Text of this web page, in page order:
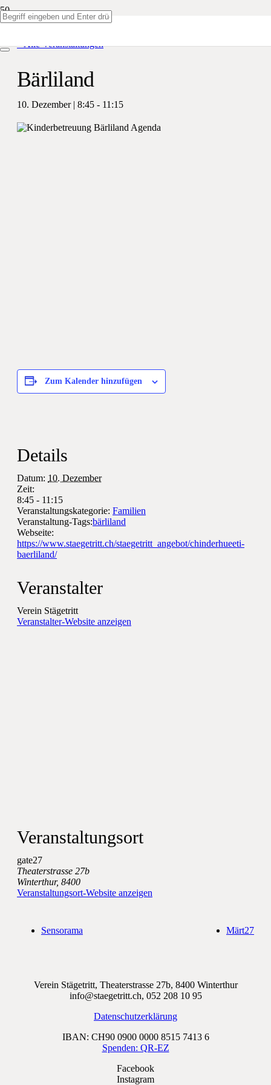
« Alle Veranstaltungen
Bärliland
10. Dezember | 8:45 - 11:15
Zum Kalender hinzufügen
Details
Datum: 10. Dezember
Zeit:
8:45 - 11:15
Veranstaltungskategorie: Familien
Veranstaltung-Tags:bärliland
Webseite:
https://www.staegetritt.ch/staegetritt_angebot/chinderhueeti-
baerliland/
Veranstalter
Verein Stägetritt
Veranstalter-Website anzeigen
Veranstaltungsort
gate27
Theaterstrasse 27b
Winterthur, 8400
Veranstaltungsort-Website anzeigen
Sensorama Märt27
Verein Stägetritt, Theaterstrasse 27b, 8400 Winterthur
info@staegetritt.ch, 052 208 10 95
Datenschutzerklärung
IBAN: CH90 0900 0000 8515 7413 6
Spenden: QR-EZ
Facebook
Instagram